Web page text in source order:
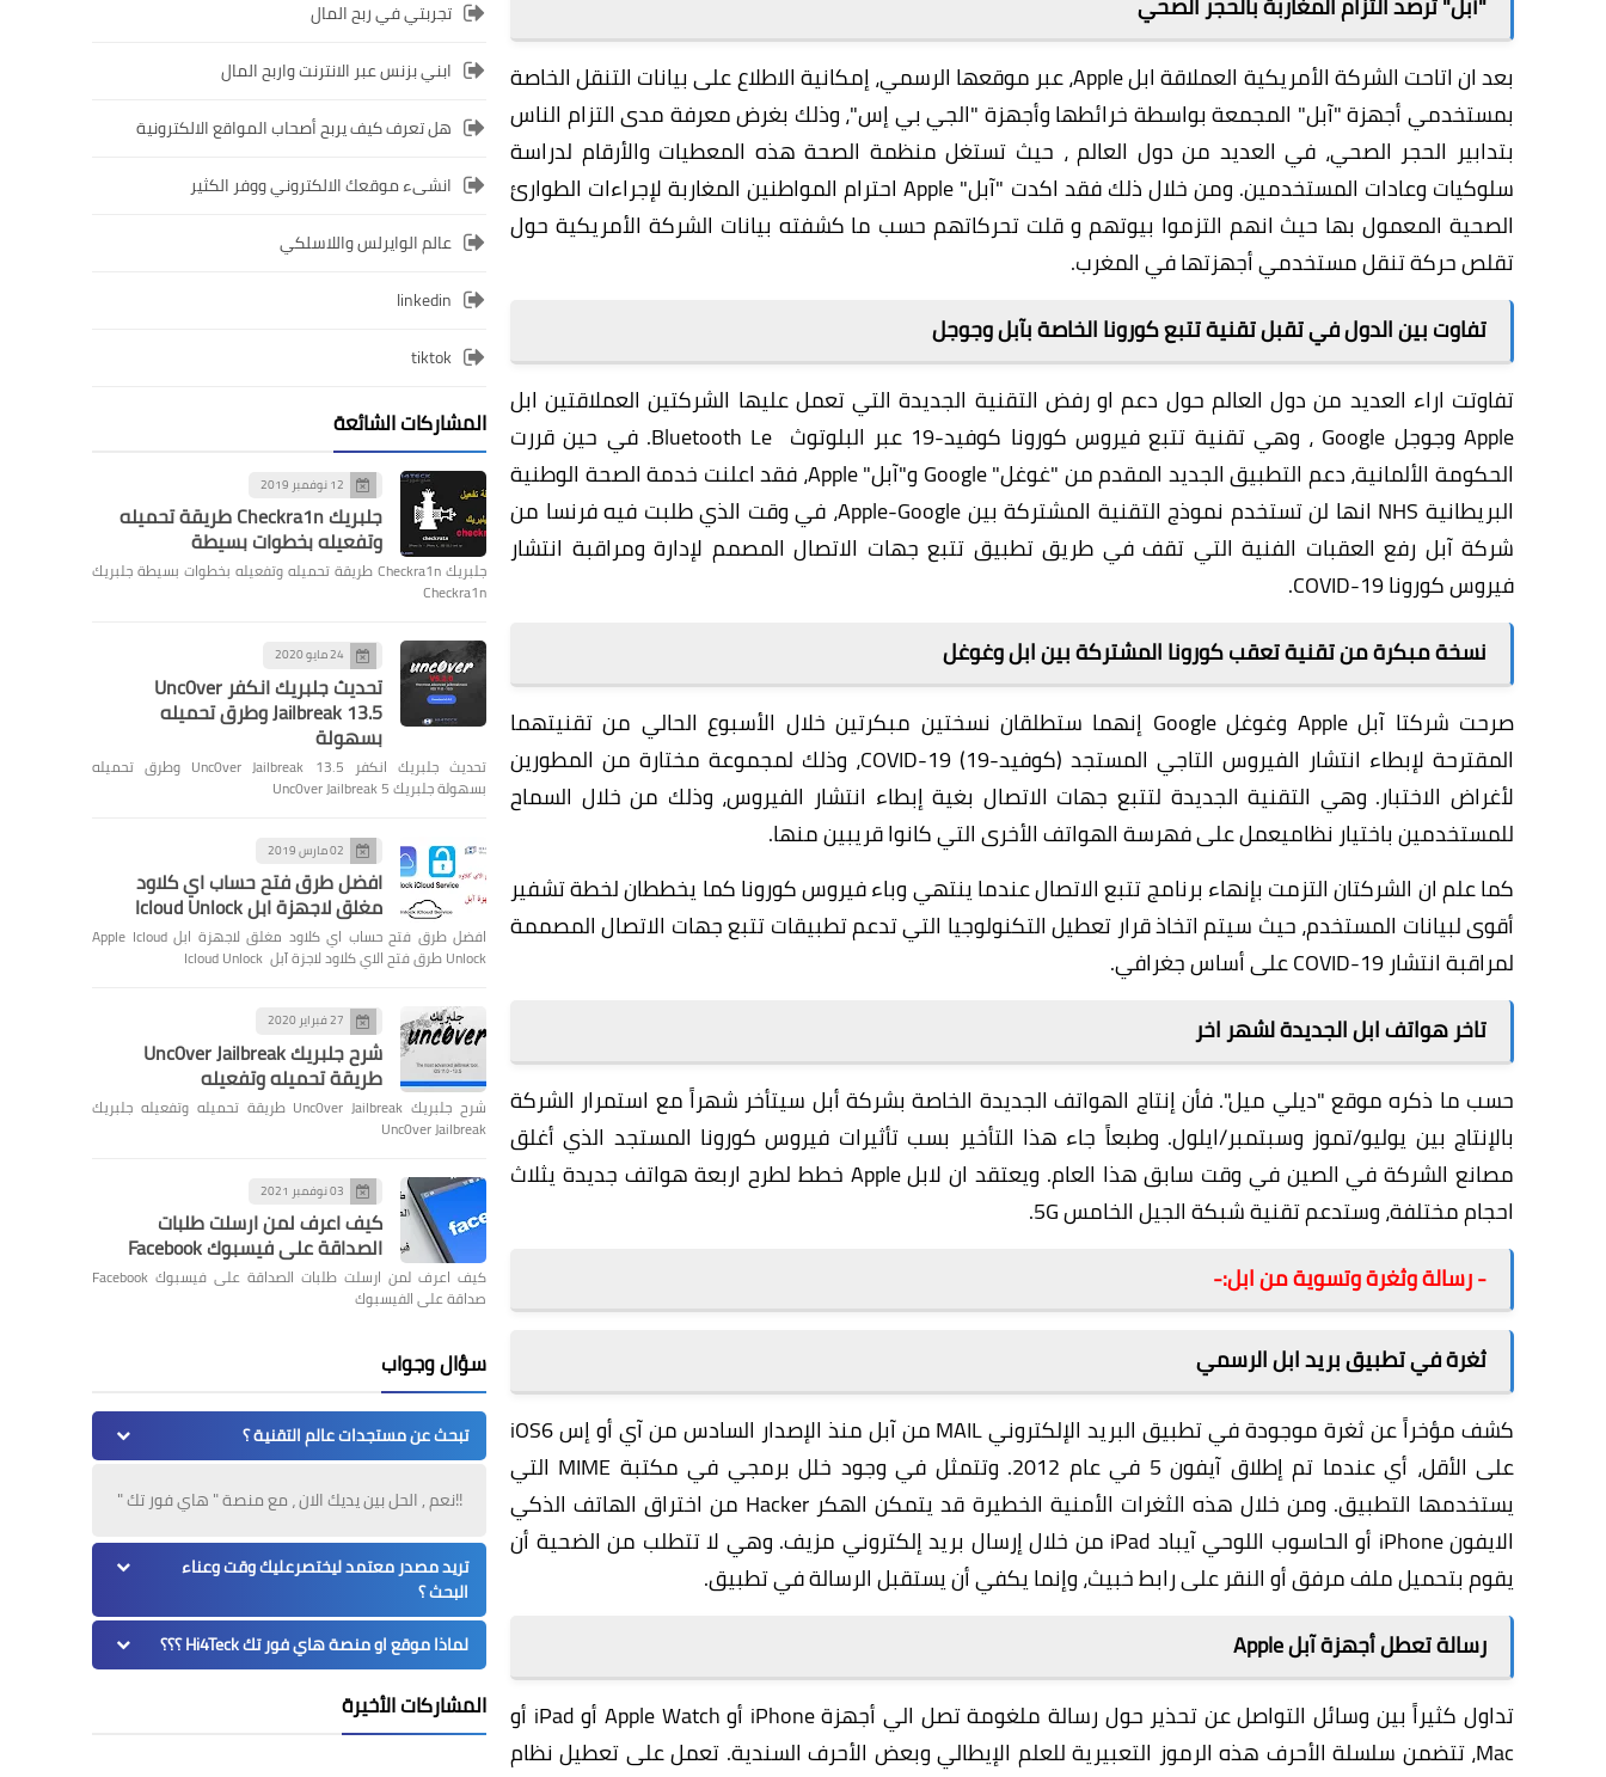
بعد ان اتاحت الشركة الأمريكية العملاقة ابل Apple، عبر موقعها الرسمي، إمكانية الاطلاع على بيانات التنقل الخاصة
بمستخدمي أجهزة "آبل" المجمعة بواسطة خرائطها وأجهزة "الجي بي إس"، وذلك بغرض معرفة مدى التزام الناس
بتدابير الحجر الصحي، في العديد من دول العالم ، حيث تستغل منظمة الصحة هذه المعطيات والأرقام لدراسة
سلوكيات وعادات المستخدمين. ومن خلال ذلك فقد اكدت "آبل" Apple احترام المواطنين المغاربة لإجراءات الطوارئ
الصحية المعمول بها حيث انهم التزموا بيوتهم و قلت تحركاتهم حسب ما كشفته بيانات الشركة الأمريكية حول
تقلص حركة تنقل مستخدمي أجهزتها في المغرب.
تفاوت بين الدول في تقبل تقنية تتبع كورونا الخاصة بآبل وجوجل
تفاوتت اراء العديد من دول العالم حول دعم او رفض التقنية الجديدة التي تعمل عليها الشركتين العملاقتين ابل
Apple وجوجل Google ، وهي تقنية تتبع فيروس كورونا كوفيد-19 عبر
البلوتوث Bluetooth Le
. في حين قررت
الحكومة الألمانية، دعم التطبيق الجديد المقدم من "غوغل" Google و"آبل" Apple، فقد اعلنت خدمة الصحة الوطنية
البريطانية NHS انها لن تستخدم نموذج التقنية المشتركة بين Apple-Google، في وقت الذي طلبت فيه فرنسا من
شركة آبل رفع العقبات الفنية التي تقف في طريق تطبيق تتبع جهات الاتصال المصمم لإدارة ومراقبة انتشار
فيروس كورونا COVID-19.
نسخة مبكرة من تقنية تعقب كورونا المشتركة بين ابل وغوغل
صرحت شركتا آبل Apple وغوغل Google إنهما ستطلقان نسختين مبكرتين خلال الأسبوع الحالي من تقنيتهما
المقترحة لإبطاء انتشار الفيروس التاجي المستجد (كوفيد-19) COVID-19، وذلك لمجموعة مختارة من المطورين
لأغراض الاختبار. وهي التقنية الجديدة لتتبع جهات الاتصال بغية إبطاء انتشار الفيروس، وذلك من خلال السماح
للمستخدمين باختيار نظاميعمل على فهرسة الهواتف الأخرى التي كانوا قريبين منها.
كما علم ان الشركتان التزمت بإنهاء برنامج تتبع الاتصال عندما ينتهي وباء فيروس كورونا كما يخططان لخطة تشفير
أقوى لبيانات المستخدم، حيث سيتم اتخاذ قرار تعطيل التكنولوجيا التي تدعم تطبيقات تتبع جهات الاتصال المصممة
لمراقبة انتشار COVID-19 على أساس جغرافي.
تاخر هواتف ابل الجديدة لشهر اخر
حسب ما ذكره موقع "ديلي ميل". فأن إنتاج الهواتف الجديدة الخاصة بشركة أبل سيتأخر شهراً مع استمرار الشركة
بالإنتاج بين يوليو/تموز وسبتمبر/ايلول. وطبعاً جاء هذا التأخير بسب تأثيرات فيروس كورونا المستجد الذي أغلق
مصانع الشركة في الصين في وقت سابق هذا العام. ويعتقد ان لابل Apple خطط لطرح اربعة هواتف جديدة يثلاث
احجام مختلفة، وستدعمتقنية شبكة الجيل الخامس 5G
.
- رسالة وثغرة وتسوية من ابل:-
ثغرة في تطبيق بريد ابل الرسمي
كشف مؤخراً عن ثغرة موجودة في تطبيق البريد الإلكتروني MAIL من آبل منذ الإصدار السادس من آي أو إس iOS6
على الأقل، أي عندما تم إطلاق آيفون 5 في عام 2012. وتتمثل في وجود خلل برمجي في مكتبة MIME التي
يستخدمها التطبيق. ومن خلال هذه الثغرات الأمنية الخطيرة قد يتمكن الهكر Hacker
من اختراق الهاتف الذكي
الايفون iPhone أو الحاسوب اللوحي آيباد iPad من خلال إرسال بريد إلكتروني مزيف. وهي لا تتطلب من الضحية أن
يقوم بتحميل ملف مرفق أو النقر على رابط خبيث، وإنما يكفي أن يستقبل الرسالة في تطبيق.
رسالة تعطل أجهزة آبل Apple
تداول كثيراً بين وسائل التواصل عن تحذير حول رسالة ملغومة تصل الي أجهزة iPhone أو
Apple Watch
أو iPad أو
Mac، تتضمن سلسلة الأحرف هذه الرموز التعبيرية للعلم الإيطالي وبعض الأحرف السندية. تعمل على تعطيل نظام
تجربتي في ربح المال
ابني بزنس عبر الانترنت واربح المال
هل تعرف كيف يربح أصحاب المواقع الالكترونية
انشىء موقعك الالكتروني ووفر الكثير
عالم الوايرلس واللاسلكي
linkedin
tiktok
المشاركات الشائعة
12 نوفمبر 2019
جلبريك Checkra1n طريقة تحميله
وتفعيله بخطوات بسيطة
جلبريك Checkra1n طريقة تحميله وتفعيله بخطوات بسيطة جلبريك
Checkra1n
24 مايو 2020
تحديث جلبريك انكفر Unc0ver
Jailbreak 13.5 وطرق تحميله
بسهولة
تحديث جلبريك انكفر Unc0ver Jailbreak 13.5 وطرق تحميله
بسهولة جلبريك Unc0ver Jailbreak 5
02 مارس 2019
افضل طرق فتح حساب اي كلاود
مغلق لاجهزة ابل Icloud Unlock
افضل طرق فتح حساب اي كلاود مغلق لاجهزة ابل Apple Icloud
Unlock طرق فتح الاي كلاود لاجزة آبل Icloud Unlock
27 فبراير 2020
شرح جلبريك Unc0ver Jailbreak
طريقة تحميله وتفعيله
شرح جلبريك Unc0ver Jailbreak طريقة تحميله وتفعيله جلبريك
Unc0ver Jailbreak
03 نوفمبر 2021
كيف اعرف لمن ارسلت طلبات
الصداقة على فيسبوك Facebook
كيف اعرف لمن ارسلت طلبات الصداقة على فيسبوك Facebook
صداقة على الفيسبوك
سؤال وجواب
تبحث عن مستجدات عالم التقنية ؟
!!نعم , الحل بين يديك الان ، مع منصة " هاي فور تك "
تريد مصدر معتمد ليختصرعليك وقت وعناء
البحث ؟
لماذا موقع او منصة هاي فور تك Hi4Teck ؟؟؟
المشاركات الأخيرة